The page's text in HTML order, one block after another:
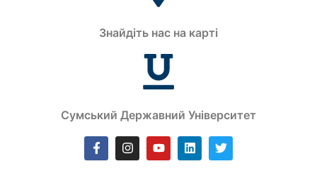
Знайдіть нас на карті
Сумський Державний Університет